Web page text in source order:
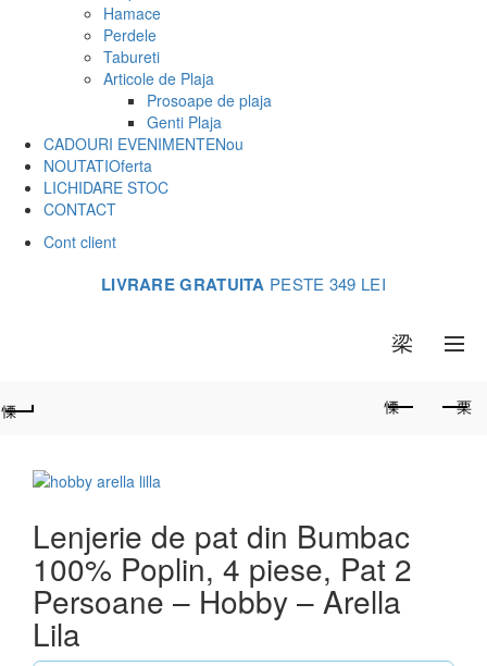
Hamace
Perdele
Tabureti
Articole de Plaja
Prosoape de plaja
Genti Plaja
CADOURI EVENIMENTENou
NOUTATIOferta
LICHIDARE STOC
CONTACT
Cont client
LIVRARE GRATUITA PESTE 349 LEI
Lenjerie de pat din Bumbac
100% Poplin, 4 piese, Pat 2
Persoane – Hobby – Arella
Lila